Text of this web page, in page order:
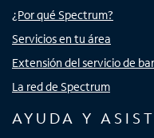
¿Por qué Spectrum?
Servicios en tu área
Extensión del servicio de
La red de Spectrum
AYUDA Y